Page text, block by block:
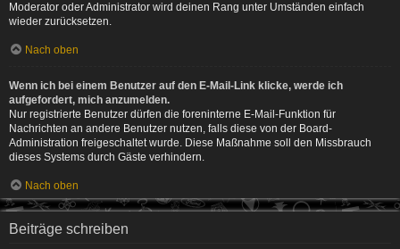
Moderator oder Administrator wird deinen Rang unter Umständen einfach
wieder zurücksetzen.
Nach oben
Wenn ich bei einem Benutzer auf den E-Mail-Link klicke, werde ich
aufgefordert, mich anzumelden.
Nur registrierte Benutzer dürfen die foreninterne E-Mail-Funktion für
Nachrichten an andere Benutzer nutzen, falls diese von der Board-
Administration freigeschaltet wurde. Diese Maßnahme soll den Missbrauch
dieses Systems durch Gäste verhindern.
Nach oben
Beiträge schreiben